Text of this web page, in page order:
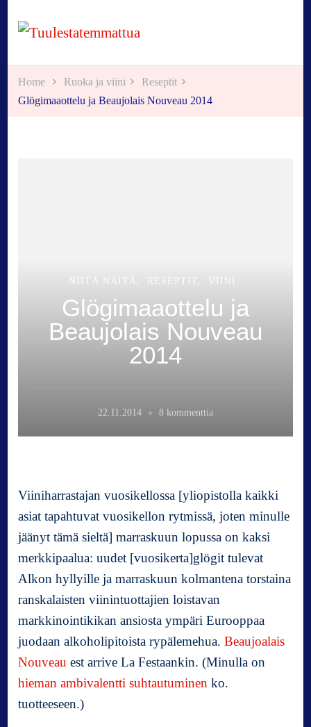
Tuulestatemmattua
Home Ruoka ja viini
Reseptit
Glögimaaottelu ja Beaujolais Nouveau 2014
NIITÄ NÄITÄ RESEPTIT VIINI
Glögimaaottelu ja
Beaujolais Nouveau
2014
22.11.2014 8 kommenttia
k
l
i
i
l
ö
m
a
Viiniharrastajan vuosikellossa [yliopistolla kaikki
asiat tapahtuvat vuosikellon rytmissä, joten minulle
jäänyt tämä sieltä] marraskuun lopussa on kaksi
merkkipaalua: uudet [vuosikerta]glögit tulevat
Alkon hyllyille ja marraskuun kolmantena torstaina
ranskalaisten viinintuottajien loistavan
markkinointikikan ansiosta ympäri Eurooppaa
juodaan alkoholipitoista rypälemehua.Beaujoalais
Nouveau est arrive La Festaankin. (Minulla on
hieman ambivalentti suhtautuminen ko.
tuotteeseen.)